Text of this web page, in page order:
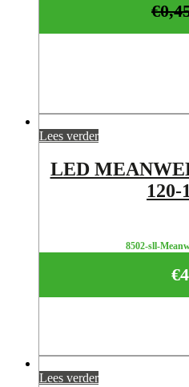
€
Lees verder
LED
120-
8502-sll-
€
Lees verder